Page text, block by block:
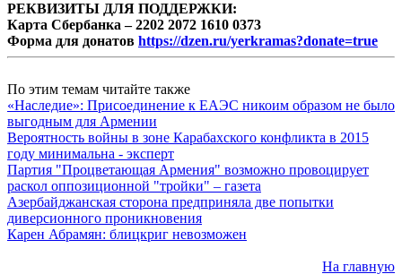
РЕКВИЗИТЫ ДЛЯ ПОДДЕРЖКИ:
Карта Сбербанка – 2202 2072 1610 0373
Форма для донатов https://dzen.ru/yerkramas?donate=true
По этим темам читайте также
«Наследие»: Присоединение к ЕАЭС никоим образом не было
выгодным для Армении
Вероятность войны в зоне Карабахского конфликта в 2015
году минимальна - эксперт
Партия "Процветающая Армения" возможно провоцирует
раскол оппозиционной "тройки" – газета
Азербайджанская сторона предприняла две попытки
диверсионного проникновения
Карен Абрамян: блицкриг невозможен
На главную